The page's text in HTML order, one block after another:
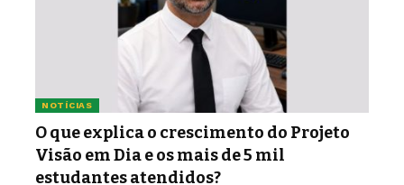
NOTÍCIAS
O que explica o crescimento do Projeto
Visão em Dia e os mais de 5 mil
estudantes atendidos?